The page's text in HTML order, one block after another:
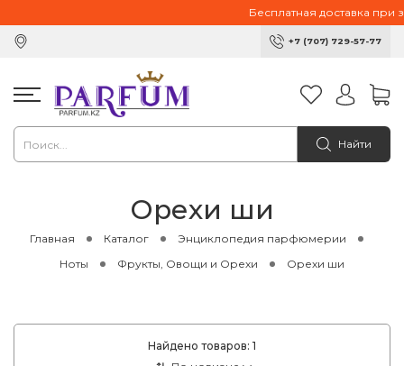
Бесплатная доставка при
+7 (707) 729-57-77
Найти
Орехи ши
Главная Каталог
Энциклопедия парфюмерии
Ноты
Фрукты, Овощи и Орехи Орехи ши
Найдено товаров: 1